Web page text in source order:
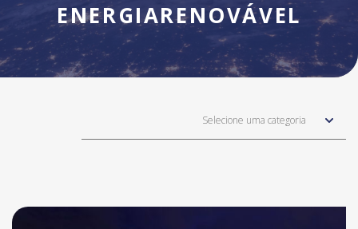
ENERGIARENOVÁVEL
Selecione uma categoria